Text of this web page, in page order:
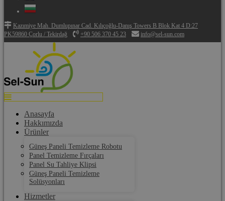
Kazımiye Mah. Dumlupınar Cad. Kılıçoğlu-Danış Towers B Blok Kat 4 D:27
PK59860 Çorlu / Tekirdağ
+90 506 370 45 23 info@sel-sun.com
Anasayfa
Hakkımızda
Ürünler
Güneş Paneli Temizleme Robotu
Panel Temizleme Fırçaları
Panel Su Tahliye Klipsi
Güneş Paneli Temizleme
Solüsyonları
Hizmetler